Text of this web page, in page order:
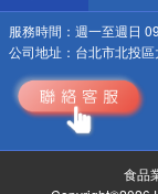
服務時間： 週一至週日
公司地址： 台北市北投
食品